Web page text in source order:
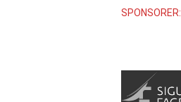
SPONSORER: